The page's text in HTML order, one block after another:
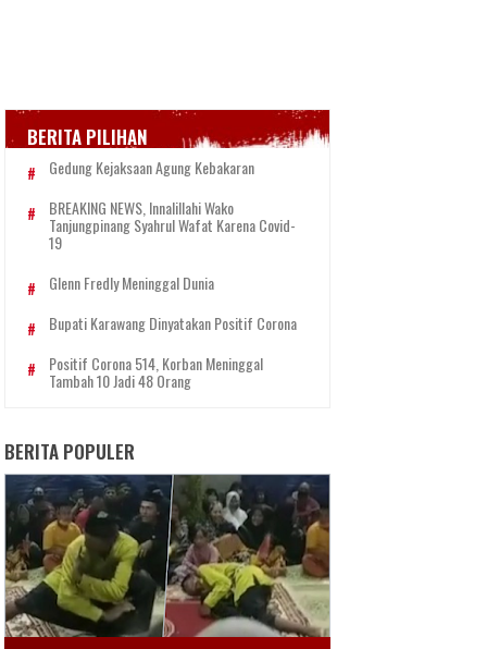
BERITA PILIHAN
Gedung Kejaksaan Agung Kebakaran
BREAKING NEWS, Innalillahi Wako
Tanjungpinang Syahrul Wafat Karena Covid-
19
Glenn Fredly Meninggal Dunia
Bupati Karawang Dinyatakan Positif Corona
Positif Corona 514, Korban Meninggal
Tambah 10 Jadi 48 Orang
BERITA POPULER